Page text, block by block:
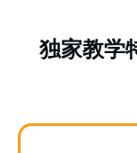
独家教学